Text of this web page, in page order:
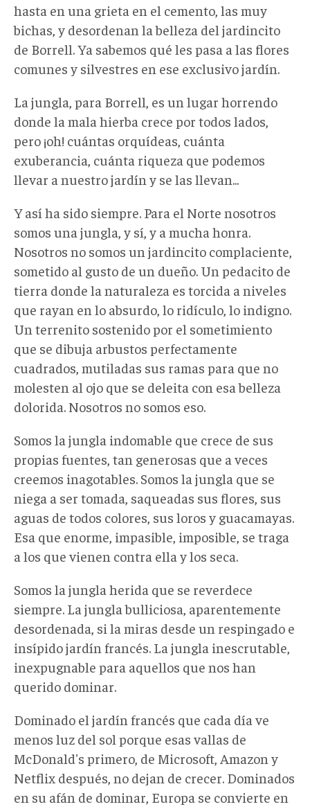
hasta en una grieta en el cemento, las muy
bichas, y desordenan la belleza del jardincito
de Borrell. Ya sabemos qué les pasa a las flores
comunes y silvestres en ese exclusivo jardín.
La jungla, para Borrell, es un lugar horrendo
donde la mala hierba crece por todos lados,
pero ¡oh! cuántas orquídeas, cuánta
exuberancia, cuánta riqueza que podemos
llevar a nuestro jardín y se las llevan...
Y así ha sido siempre. Para el Norte nosotros
somos una jungla, y sí, y a mucha honra.
Nosotros no somos un jardincito complaciente,
sometido al gusto de un dueño. Un pedacito de
tierra donde la naturaleza es torcida a niveles
que rayan en lo absurdo, lo ridículo, lo indigno.
Un terrenito sostenido por el sometimiento
que se dibuja arbustos perfectamente
cuadrados, mutiladas sus ramas para que no
molesten al ojo que se deleita con esa belleza
dolorida. Nosotros no somos eso.
Somos la jungla indomable que crece de sus
propias fuentes, tan generosas que a veces
creemos inagotables. Somos la jungla que se
niega a ser tomada, saqueadas sus flores, sus
aguas de todos colores, sus loros y guacamayas.
Esa que enorme, impasible, imposible, se traga
a los que vienen contra ella y los seca.
Somos la jungla herida que se reverdece
siempre. La jungla bulliciosa, aparentemente
desordenada, si la miras desde un respingado e
insípido jardín francés. La jungla inescrutable,
inexpugnable para aquellos que nos han
querido dominar.
Dominado el jardín francés que cada día ve
menos luz del sol porque esas vallas de
McDonald's primero, de Microsoft, Amazon y
Netflix después, no dejan de crecer. Dominados
en su afán de dominar, Europa se convierte en